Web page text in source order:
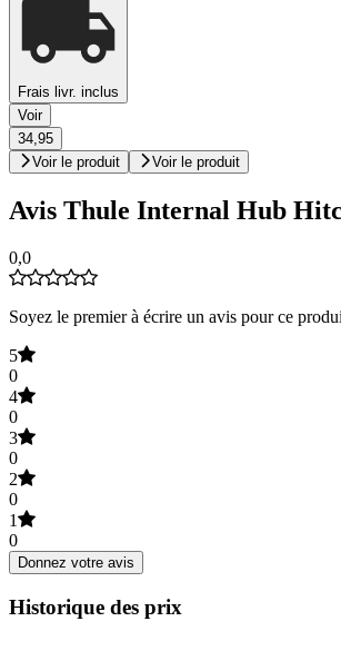
Frais livr. inclus
Voir
34,95
Voir le produit
Voir le produit
Avis Thule Internal Hub
0,0
Soyez le premier à écrire un avis pour ce
5
0
4
0
3
0
2
0
1
0
Donnez votre avis
Historique des prix